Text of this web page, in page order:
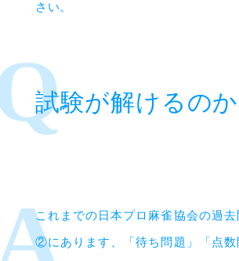
さい。
試験が解けるのか
これまでの日本プロ麻雀協会の過
②にあります、「待ち問題」「点数